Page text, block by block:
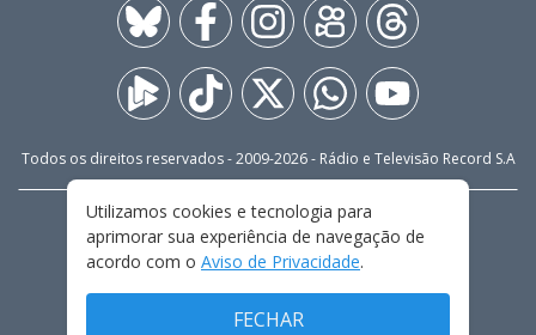
Todos os direitos reservados - 2009-2026- Rádio e Televisão Record S.A
FALE CONOSCO
PRIVACIDADE
TERMOS E CONDIÇÕES DE USO
Utilizamos cookies e tecnologia para
aprimorar sua experiência de navegação de
acordo com o Aviso de Privacidade.
FECHAR